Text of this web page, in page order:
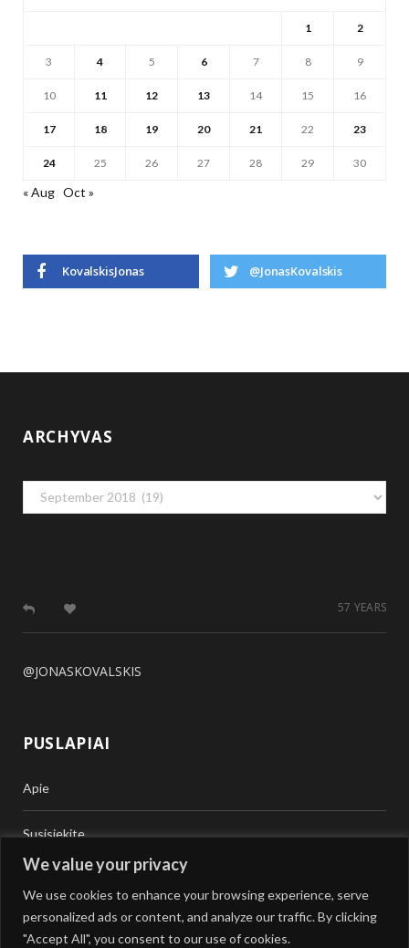
We value your privacy
We use cookies to enhance your browsing experience, serve
personalized ads or content, and analyze our traffic. By clicking
"Accept All", you consent to our use of cookies.
1 2
3 4 5 6 7 8 9
10 11 12 13 14 15 16
17 18 19 20 21 22 23
24 25 26 27 28 29 30
« Aug Oct »
KovalskisJonas @JonasKovalskis
ARCHYVAS
Archyvas
57 YEARS
@JONASKOVALSKIS
PUSLAPIAI
Apie
Susisiekite
Vertimai